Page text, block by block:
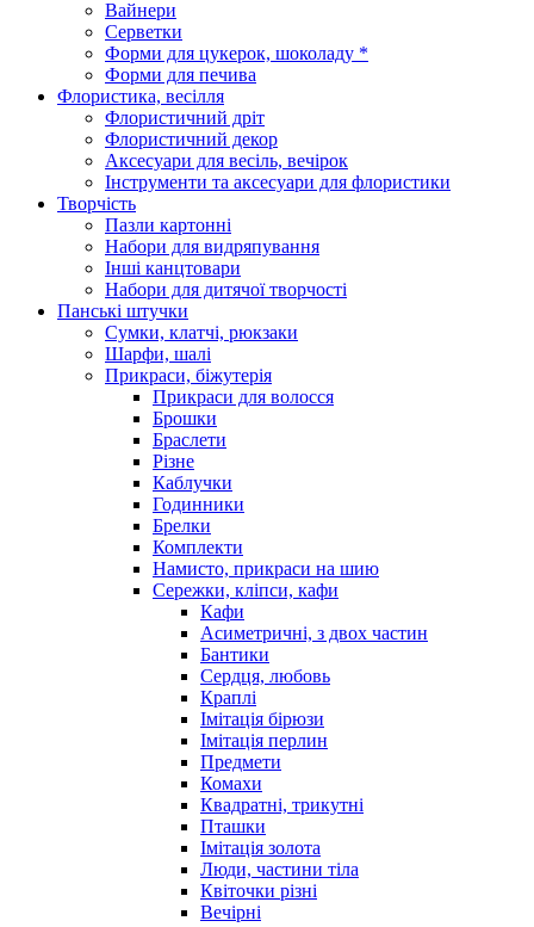
Вайнери
Серветки
Форми для цукерок, шоколаду *
Форми для печива
Флористика, весілля
Флористичний дріт
Флористичний декор
Аксесуари для весіль, вечірок
Інструменти та аксесуари для флористики
Творчість
Пазли картонні
Набори для видряпування
Інші канцтовари
Набори для дитячої творчості
Панські штучки
Сумки, клатчі, рюкзаки
Шарфи, шалі
Прикраси, біжутерія
Прикраси для волосся
Брошки
Браслети
Різне
Каблучки
Годинники
Брелки
Комплекти
Намисто, прикраси на шию
Сережки, кліпси, кафи
Кафи
Асиметричні, з двох частин
Бантики
Сердця, любовь
Краплі
Імітація бірюзи
Імітація перлин
Предмети
Комахи
Квадратні, трикутні
Пташки
Імітація золота
Люди, частини тіла
Квіточки різні
Вечірні